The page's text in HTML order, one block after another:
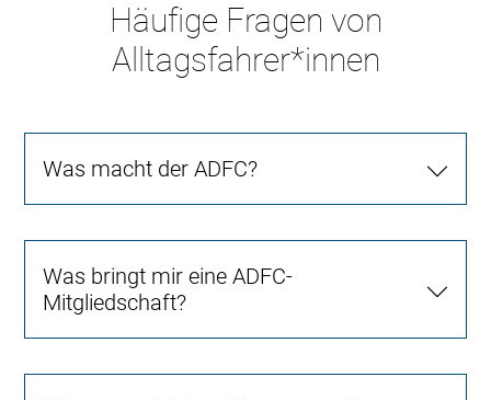
Häufige Fragen von
Alltagsfahrer*innen
Was macht der ADFC?
Was bringt mir eine ADFC-
Mitgliedschaft?